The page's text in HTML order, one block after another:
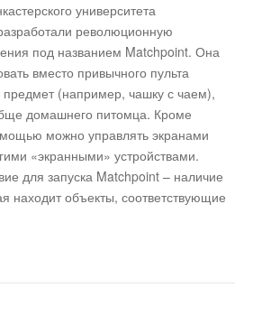
университета
революционную
под названием Matchpoint. Она
вместо привычного пульта
предмет (например, чашку с чаем),
домашнего питомца. Кроме
можно управлять экранами
«экранными» устройствами.
для запуска Matchpoint – наличие
находит объекты, соответствующие